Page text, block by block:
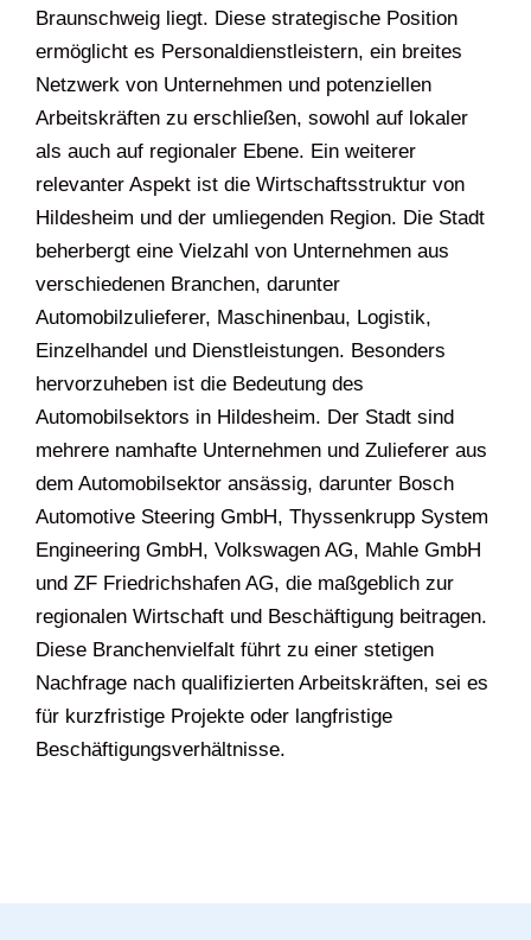
Braunschweig liegt. Diese strategische Position
ermöglicht es Personaldienstleistern, ein breites
Netzwerk von Unternehmen und potenziellen
Arbeitskräften zu erschließen, sowohl auf lokaler
als auch auf regionaler Ebene. Ein weiterer
relevanter Aspekt ist die Wirtschaftsstruktur von
Hildesheim und der umliegenden Region. Die Stadt
beherbergt eine Vielzahl von Unternehmen aus
verschiedenen Branchen, darunter
Automobilzulieferer, Maschinenbau, Logistik,
Einzelhandel und Dienstleistungen. Besonders
hervorzuheben ist die Bedeutung des
Automobilsektors in Hildesheim. Der Stadt sind
mehrere namhafte Unternehmen und Zulieferer aus
dem Automobilsektor ansässig, darunter Bosch
Automotive Steering GmbH, Thyssenkrupp System
Engineering GmbH, Volkswagen AG, Mahle GmbH
und ZF Friedrichshafen AG, die maßgeblich zur
regionalen Wirtschaft und Beschäftigung beitragen.
Diese Branchenvielfalt führt zu einer stetigen
Nachfrage nach qualifizierten Arbeitskräften, sei es
für kurzfristige Projekte oder langfristige
Beschäftigungsverhältnisse.